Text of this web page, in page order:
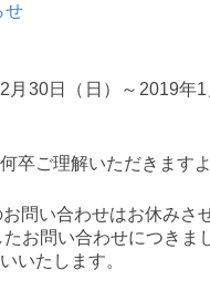
せ
月30日（日）～2019年
卒ご理解いただきます
問い合わせはお休みさ
お問い合わせにつき
いたします。